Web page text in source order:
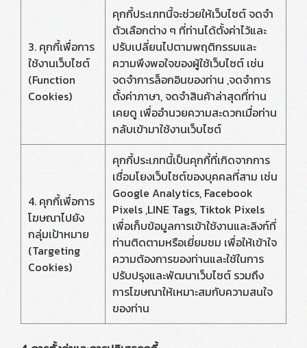
3. คุกกี้เพื่อการ
ใช้งานเว็บไซต์
(Function
Cookies)
คุกกี้ประเภทนี้จะช่วยให้เว็บไซต์ จดจำ
ตัวเลือกต่าง ๆ ที่ท่านได้ตั้งค่าไว้และ
ปรับเปลี่ยนไปตามพฤติกรรมและ
ความพึงพอใจของผู้ใช้เว็บไซต์ เช่น
จดจำการล็อกอินของท่าน ,จดจำการ
ตั้งค่าภาษา, จดจำสินค้าล่าสุดที่ท่าน
เคยดู เพื่ออำนวยความสะดวกเมื่อท่าน
กลับเข้ามาใช้งานเว็บไซต์
4. คุกกี้เพื่อการ
โฆษณาไปยัง
กลุ่มเป้าหมาย
(Targeting
Cookies)
คุกกี้ประเภทนี้เป็นคุกกี้ที่เกิดจากการ
เชื่อมโยงเว็บไซต์ของบุคคลที่สาม เช่น
Google Analytics, Facebook
Pixels ,LINE Tags, Tiktok Pixels
เพื่อเก็บข้อมูลการเข้าใช้งานและลิงก์ที่
ท่านติดตามหรือเยี่ยมชม เพื่อให้เข้าใจ
ความต้องการของท่านและใช้ในการ
ปรับปรุงและพัฒนาเว็บไซต์ รวมถึง
การโฆษณาให้เหมาะสมกับความสนใจ
ของท่าน